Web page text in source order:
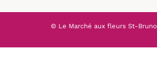
© Le Marché aux fleurs St-Bruno